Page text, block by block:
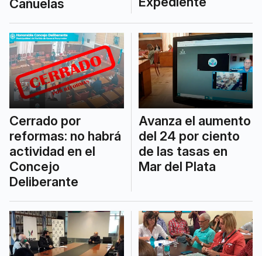
Cañuelas
Cerrado por
reformas: no habrá
actividad en el
Concejo
Deliberante
Avanza el aumento
del 24 por ciento
de las tasas en
Mar del Plata